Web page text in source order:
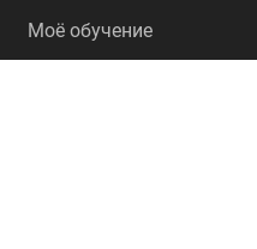
Моё обучение